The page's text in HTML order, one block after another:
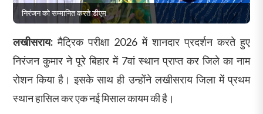
निरंजन को सम्मानित करते डीएम
लखीसराय:मैट्रिक परीक्षा 2026 में शानदार प्रदर्शन करते हुए
निरंजन कुमार ने पूरे बिहार में 7वां स्थान प्राप्त कर जिले का नाम
रोशन किया है। इसके साथ ही उन्होंने लखीसराय जिला में प्रथम
स्थान हासिल कर एक नई मिसाल कायम की है।